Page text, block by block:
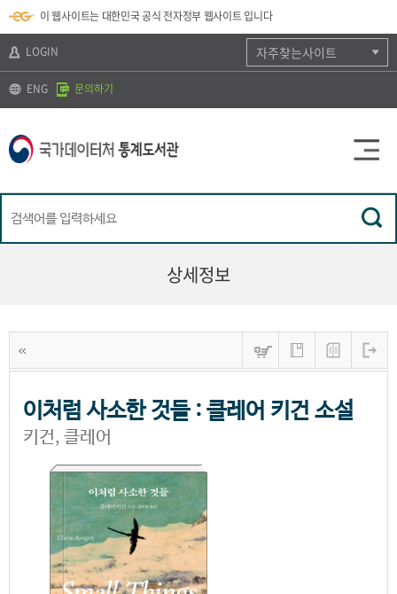
바
로
기
가
기
k
t
)
바
로
기
보
바
가
기
이 웹사이트는 대한민국 공식 전자정부 웹사이트 입니다
LOGIN
ENG 문의하기
자주찾는사이트
상세정보
이처럼 사소한 것들 : 클레어 키건 소설
키건, 클레어